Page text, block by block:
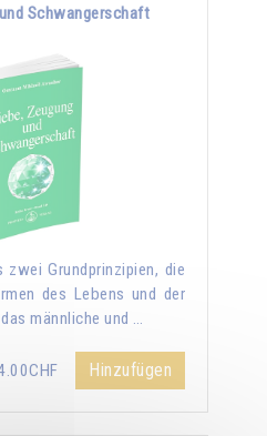
Schwangerschaft
zwei Grundprinzipien, die
des Lebens und der
männliche und …
Hinzufügen